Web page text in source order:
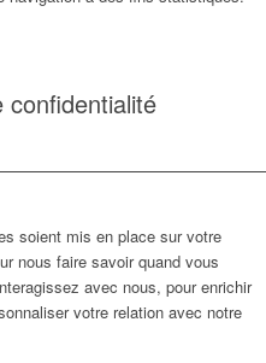
confidentialité
soient mis en place sur votre
nous faire savoir quand vous
avec nous, pour enrichir
votre relation avec notre